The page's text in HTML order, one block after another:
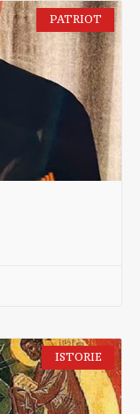
PATRIOT
ISTORIE